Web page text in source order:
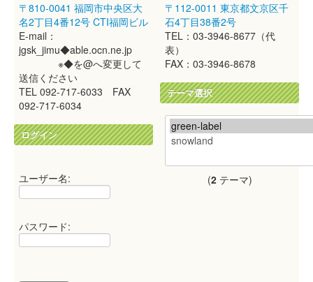
〒810-0041 福岡市中央区大
名2丁目4番12号 CTI福岡ビル
E-mail：
jgsk_jimu◆able.ocn.ne.jp
※◆を@へ変更して
送信ください
TEL 092-717-6033 FAX
092-717-6034
ログイン
ユーザー名:
パスワード:
〒112-0011 東京都文京区千
石4丁目38番2号
TEL：03-3946-8677（代
表）
FAX：03-3946-8678
テーマ選択
(2テーマ)